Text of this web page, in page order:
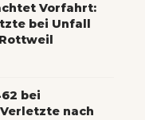
Vorfahrt:
bei Unfall
bei
nach